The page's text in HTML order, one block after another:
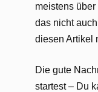
meistens
das nicht
diesen Artikel
Die gute
startest – Du